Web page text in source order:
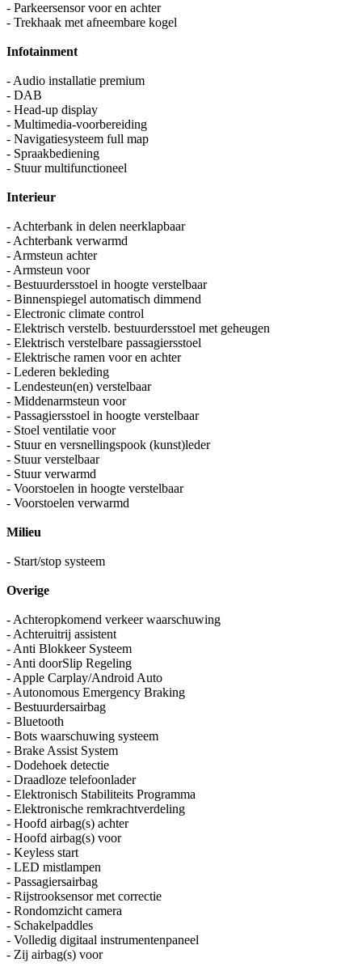
- Parkeersensor voor en achter
- Trekhaak met afneembare kogel
Infotainment
- Audio installatie premium
- DAB
- Head-up display
- Multimedia-voorbereiding
- Navigatiesysteem full map
- Spraakbediening
- Stuur multifunctioneel
Interieur
- Achterbank in delen neerklapbaar
- Achterbank verwarmd
- Armsteun achter
- Armsteun voor
- Bestuurdersstoel in hoogte verstelbaar
- Binnenspiegel automatisch dimmend
- Electronic climate control
- Elektrisch verstelb. bestuurdersstoel met geheugen
- Elektrisch verstelbare passagiersstoel
- Elektrische ramen voor en achter
- Lederen bekleding
- Lendesteun(en) verstelbaar
- Middenarmsteun voor
- Passagiersstoel in hoogte verstelbaar
- Stoel ventilatie voor
- Stuur en versnellingspook (kunst)leder
- Stuur verstelbaar
- Stuur verwarmd
- Voorstoelen in hoogte verstelbaar
- Voorstoelen verwarmd
Milieu
- Start/stop systeem
Overige
- Achteropkomend verkeer waarschuwing
- Achteruitrij assistent
- Anti Blokkeer Systeem
- Anti doorSlip Regeling
- Apple Carplay/Android Auto
- Autonomous Emergency Braking
- Bestuurdersairbag
- Bluetooth
- Bots waarschuwing systeem
- Brake Assist System
- Dodehoek detectie
- Draadloze telefoonlader
- Elektronisch Stabiliteits Programma
- Elektronische remkrachtverdeling
- Hoofd airbag(s) achter
- Hoofd airbag(s) voor
- Keyless start
- LED mistlampen
- Passagiersairbag
- Rijstrooksensor met correctie
- Rondomzicht camera
- Schakelpaddles
- Volledig digitaal instrumentenpaneel
- Zij airbag(s) voor